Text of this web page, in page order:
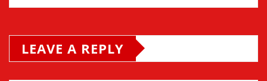
LEAVE A REPLY